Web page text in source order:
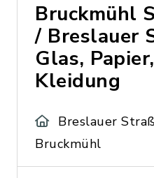
Bruckmühl
/ Breslauer
Glas, Papier,
Kleidung
Breslauer
Bruckmühl